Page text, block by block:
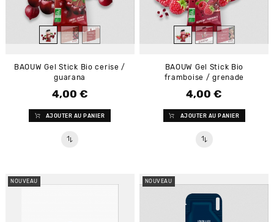
BAOUW Gel Stick Bio cerise /
guarana
Prix
4,00 €
AJOUTER AU PANIER
BAOUW Gel Stick Bio
framboise / grenade
Prix
4,00 €
AJOUTER AU PANIER
NOUVEAU NOUVEAU